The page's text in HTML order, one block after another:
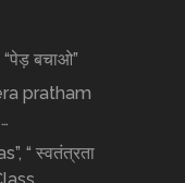
बचाओ”
pratham
“ स्वतंत्रता